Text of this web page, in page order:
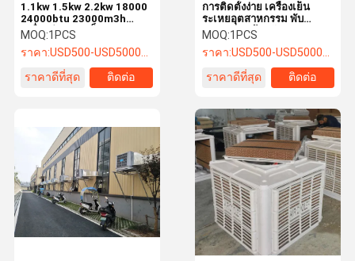
การติดตั้งง่าย เครื่องเย็น
ระเหยอุตสาหกรรม พับ
compact ด้วยอัตราการ 60
L / Hd 3.0KW
MOQ:1PCS
ราคา:USD500-USD5000/SET
ราคาดีที่สุด
ติดต่อ
1.1kw 1.5kw 2.2kw 18000
24000btu 23000m3h
เครื่องทำความเย็นแบบระเหย
ขนาดใหญ่สำหรับ
อุตสาหกรรม พร้อมแหล่งจ่าย
MOQ:1PCS
ราคา:USD500-USD5000/SET
ราคาดีที่สุด
ติดต่อ